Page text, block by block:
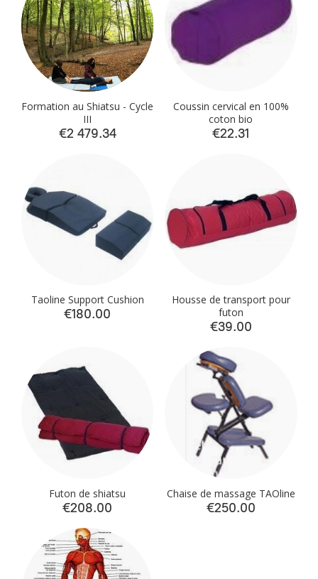
Formation au Shiatsu - Cycle
III
€2 479.34
Coussin cervical en 100%
coton bio
€22.31
Taoline Support Cushion
€180.00
Housse de transport pour
futon
€39.00
Futon de shiatsu
€208.00
Chaise de massage TAOline
€250.00